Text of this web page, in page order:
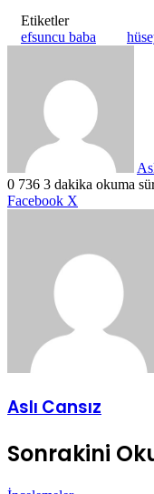
Etiketler
efsuncu baba
0 736 3 dakika okuma
Facebook X
Aslı Cansız
Sonrakini